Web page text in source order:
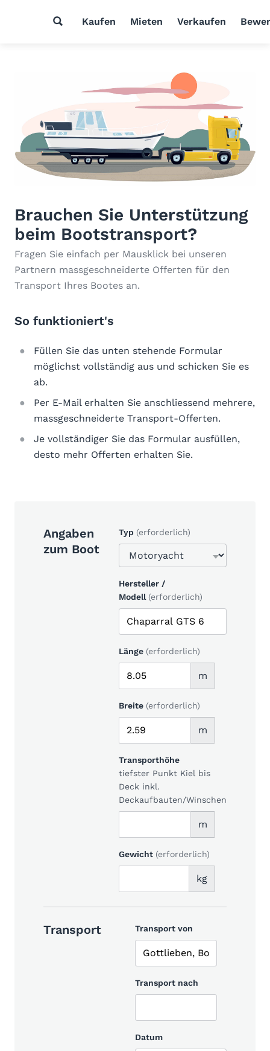
Kaufen Mieten Verkaufen
Brauchen Sie Unterstützung
beim Bootstransport?
Fragen Sie einfach per Mausklick bei unseren
Partnern massgeschneiderte Offerten für den
Transport Ihres Bootes an.
So funktioniert's
Füllen Sie das unten stehende Formular
möglichst vollständig aus und schicken Sie es
ab.
Per E-Mail erhalten Sie anschliessend mehrere,
massgeschneiderte Transport-Offerten.
Je vollständiger Sie das Formular ausfüllen,
desto mehr Offerten erhalten Sie.
Angaben
zum Boot
Typ (erforderlich)
Hersteller /
Modell (erforderlich)
Länge (erforderlich)
m
Breite (erforderlich)
m
Transporthöhe
tiefster Punkt Kiel bis
Deck inkl.
Deckaufbauten/Winschen
m
Gewicht (erforderlich)
kg
Transport Transport von
Transport nach
Datum